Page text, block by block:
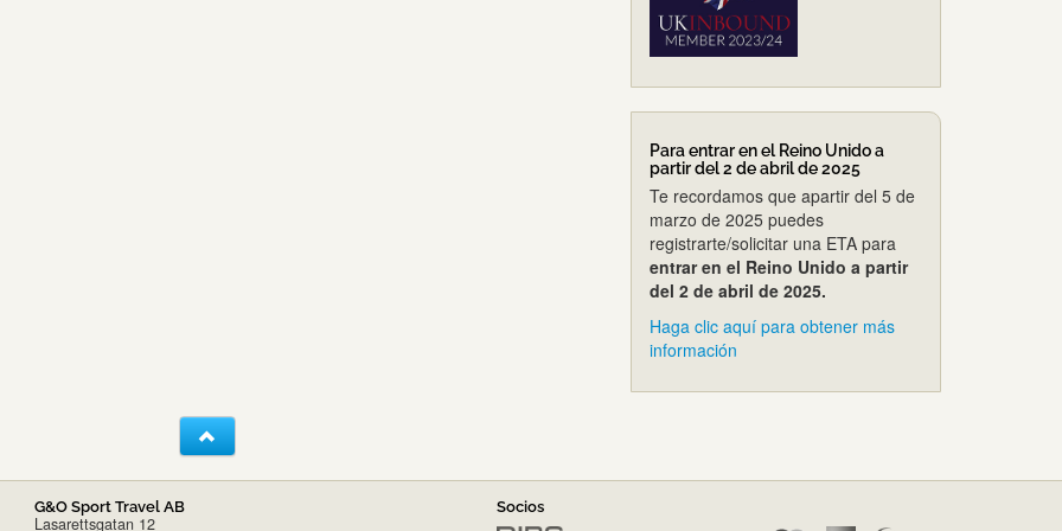
Para entrar en el Reino Unido a
partir del 2 de abril de 2025
Te recordamos que apartir del 5 de
marzo de 2025 puedes
registrarte/solicitar una ETA para
entrar en el Reino Unido a partir
del 2 de abril de 2025.
Haga clic aquí para obtener más
información
G&O Sport Travel AB
Lasarettsgatan 12
Socios